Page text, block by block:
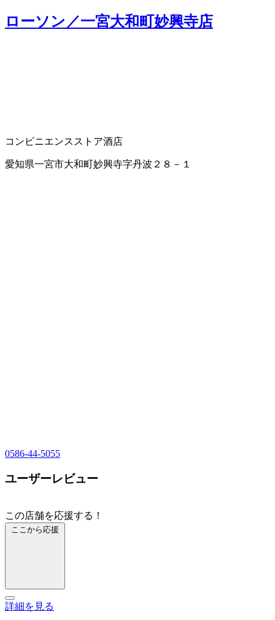
ローソン／一宮大和町妙興寺店
コンビニエンスストア酒店
愛知県一宮市大和町妙興寺字丹波２８－１
0586-44-5055
ユーザーレビュー
この店舗を応援する！
ここから応援
詳細を見る